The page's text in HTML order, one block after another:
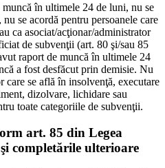
în ultimele 24 de luni, nu se
se acordă pentru persoanele care
ca asociat/acţionar/administrator
de subvenţii (art. 80 şi/sau 85
raport de muncă în ultimele 24
a fost desfăcut prin demisie. Nu
care se află în insolvenţă, executare
dizolvare, lichidare sau
toate categoriile de subvenţii.
art. 85 din Legea
completările ulterioare